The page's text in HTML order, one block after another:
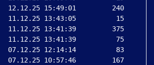
12.12.25 15:49:01         240
11.12.25 13:43:05          15
11.12.25 13:41:39         375
11.12.25 13:41:39          75
07.12.25 12:14:14          83
07.12.25 10:57:46         167